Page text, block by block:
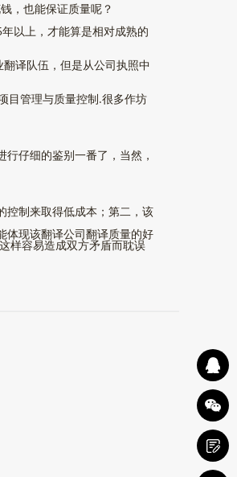
，也能保证质量呢？
以上，才能算是相对成熟的
译队伍，但是从公司执照中
目管理与质量控制.很多作坊
仔细的鉴别一番了，当然，
制来取得低成本；第二，该
现该翻译公司翻译质量的好
样容易造成双方矛盾而耽误